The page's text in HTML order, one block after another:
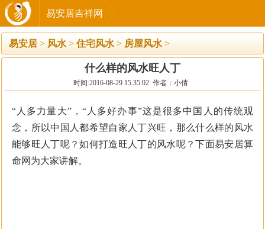
易安居吉祥网
易安居 > 风水 >住宅风水 > 房屋风水 >
什么样的风水旺人丁
时间:2016-08-29 15:35:02 作者：小倩
“人多力量大”，“人多好办事”这是很多中国人的传统观
念，所以中国人都希望自家人丁兴旺，那么什么样的风水
能够旺人丁呢？如何打造旺人丁的风水呢？下面易安居算
命网为大家讲解。